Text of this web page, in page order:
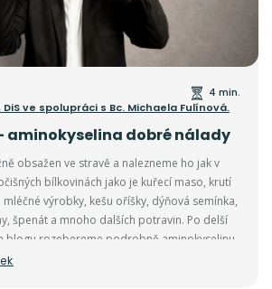
ve spolupráci s Bc. Michaela Fulínová.
4 min.
aminokyselina dobré nálady
obsažen ve stravě a nalezneme ho jak v
bílkovinách jako je kuřecí maso, krutí
výrobky, kešu oříšky, dýňová semínka,
špenát a mnoho dalších potravin. Po delší
blogu rozebereme podrobně aminokyselinu